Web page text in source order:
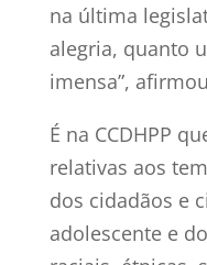
na última
alegria, quanto
imensa”,
É na CCDHPP
relativas aos
dos cidadãos e
adolescente e